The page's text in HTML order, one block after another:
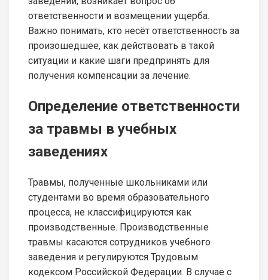
ответственности и возмещении ущерба.
Важно понимать, кто несёт ответственность за
произошедшее, как действовать в такой
ситуации и какие шаги предпринять для
получения компенсации за лечение.
Определение ответственности
за травмы в учебных
заведениях
Травмы, полученные школьниками или
студентами во время образовательного
процесса, не классифицируются как
производственные. Производственные
травмы касаются сотрудников учебного
заведения и регулируются Трудовым
кодексом Российской Федерации. В случае с